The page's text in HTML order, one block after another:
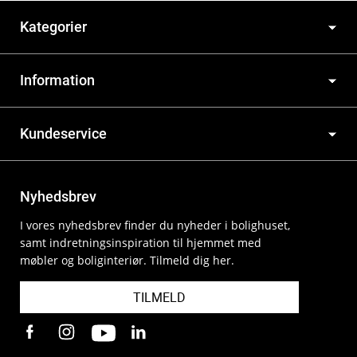
Kategorier
Information
Kundeservice
Nyhedsbrev
I vores nyhedsbrev finder du nyheder i bolighuset,
samt indretningsinspiration til hjemmet med
møbler og boliginteriør. Tilmeld dig her.
TILMELD